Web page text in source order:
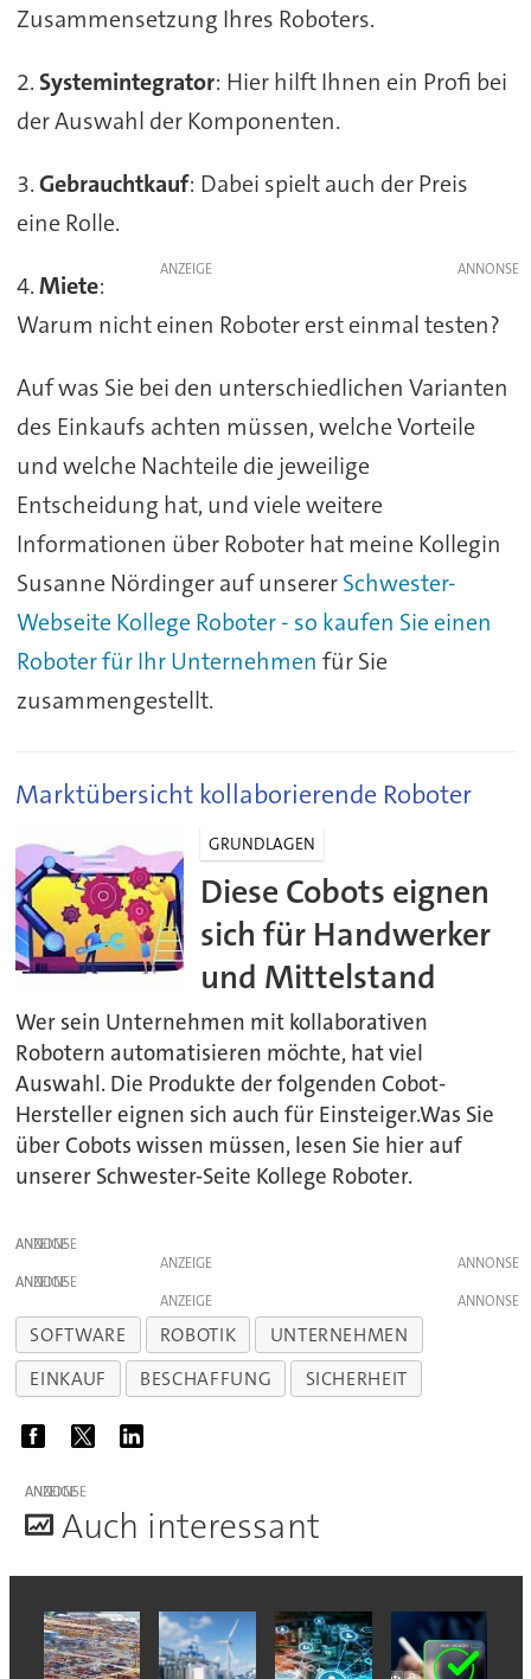
Zusammensetzung Ihres Roboters.
2.Systemintegrator: Hier hilft Ihnen ein Profi bei
der Auswahl der Komponenten.
3.Gebrauchtkauf: Dabei spielt auch der Preis
eine Rolle.
ANZEIGE
4.Miete:
Warum nicht einen Roboter erst einmal testen?
Auf was Sie bei den unterschiedlichen Varianten
des Einkaufs achten müssen, welche Vorteile
und welche Nachteile die jeweilige
Entscheidung hat, und viele weitere
Informationen über Roboter hat meine Kollegin
Susanne Nördinger auf unsererSchwester-
Webseite Kollege Roboter - so kaufen Sie einen
Roboter für Ihr Unternehmen für Sie
zusammengestellt.
Marktübersicht kollaborierende Roboter
GRUNDLAGEN
Diese Cobots eignen
sich für Handwerker
und Mittelstand
Wer sein Unternehmen mit kollaborativen
Robotern automatisieren möchte, hat viel
Auswahl. Die Produkte der folgenden Cobot-
Hersteller eignen sich auch für Einsteiger.Was Sie
über Cobots wissen müssen, lesen Sie hier auf
unserer Schwester-Seite Kollege Roboter.
ANZEIGE
ANZEIGE
ANZEIGE
ANZEIGE
SOFTWARE ROBOTIK
UNTERNEHMEN
EINKAUF
BESCHAFFUNG SICHERHEIT
ANZEIGE
Auch interessant